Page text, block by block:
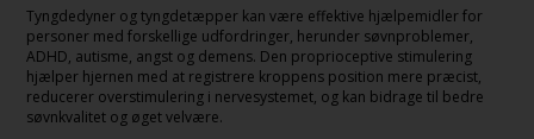
Tyngdedyner og tyngdetæpper kan være effektive hjælpemidler for
personer med forskellige udfordringer, herunder søvnproblemer,
ADHD, autisme, angst og demens. Den proprioceptive stimulering
hjælper hjernen med at registrere kroppens position mere præcist,
reducerer overstimulering i nervesystemet, og kan bidrage til bedre
søvnkvalitet og øget velvære.